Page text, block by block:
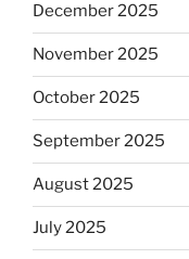
December 2025
November 2025
October 2025
September 2025
August 2025
July 2025